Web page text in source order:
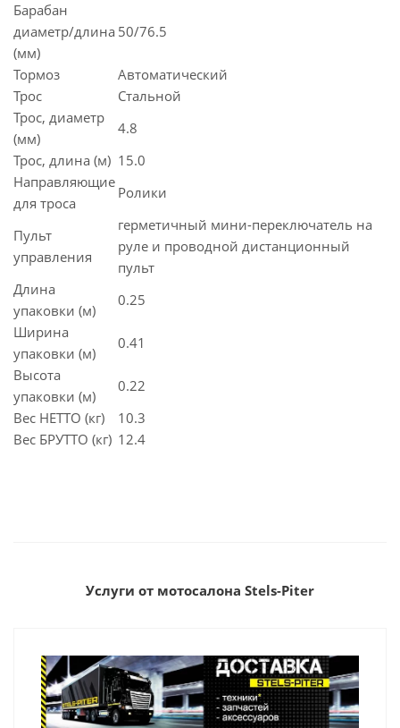
Барабан
диаметр/длина
(мм)
50/76.5
Тормоз
Автоматический
Трос
Стальной
Трос, диаметр
(мм)
4.8
Трос, длина (м) 15.0
Направляющие
для троса
Ролики
Пульт
управления
герметичный мини-переключатель на
руле и проводной дистанционный
пульт
Длина
упаковки (м)
0.25
Ширина
упаковки (м)
0.41
Высота
упаковки (м)
0.22
Вес НЕТТО (кг)
10.3
Вес БРУТТО (кг) 12.4
Услуги от мотосалона Stels-Piter